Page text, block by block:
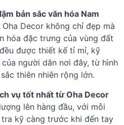
bản sắc văn hóa Nam
Decor không chỉ đẹp mà
hóa đặc trưng của vùng đất
được thiết kế tỉ mỉ, kỹ
người dân nơi đây, từ hình
thiên nhiên rộng lớn.
vụ tốt nhất từ Oha Decor
lên hàng đầu, với mỗi
kỹ càng trước khi đến tay